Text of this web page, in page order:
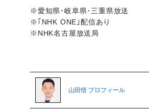
※愛知県･岐阜県･三重県放送
※｢NHK ONE｣配信あり
※NHK名古屋放送局
山田悟 プロフィール